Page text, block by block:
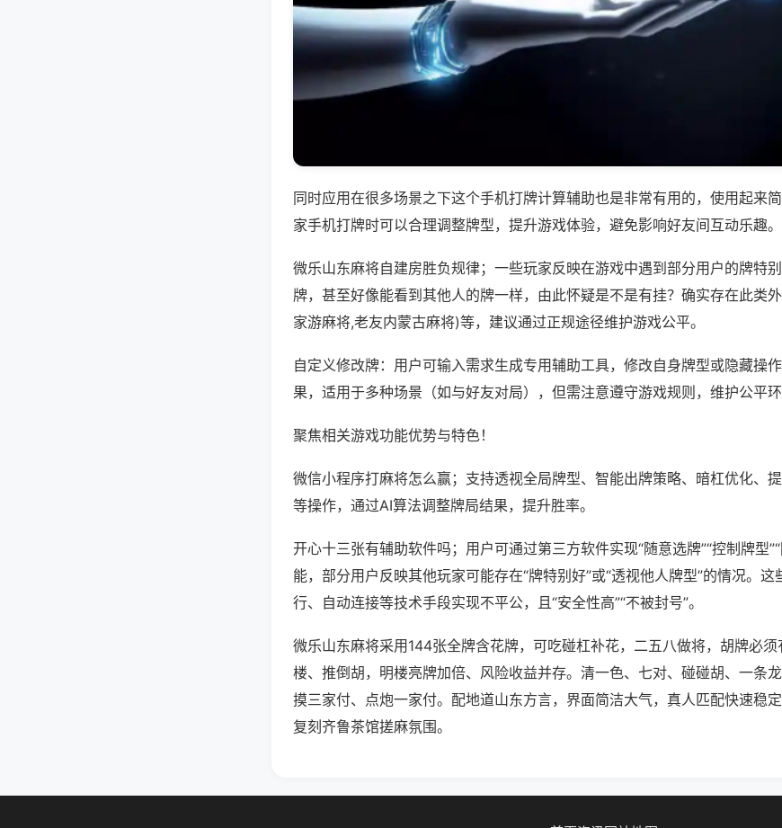
同时应用在很多场景之下这个手机打牌计算辅助也是非常有用的，使用起来
家手机打牌时可以合理调整牌型，提升游戏体验，避免影响好友间互动乐趣。
微乐山东麻将自建房胜负规律；一些玩家反映在游戏中遇到部分用户的牌特
牌，甚至好像能看到其他人的牌一样，由此怀疑是不是有挂？确实存在此类
家游麻将,老友内蒙古麻将)等，建议通过正规途径维护游戏公平。
自定义修改牌：用户可输入需求生成专用辅助工具，修改自身牌型或隐藏操
果，适用于多种场景（如与好友对局），但需注意遵守游戏规则，维护公平环
聚焦相关游戏功能优势与特色！
微信小程序打麻将怎么赢；支持透视全局牌型、智能出牌策略、暗杠优化、
等操作，通过AI算法调整牌局结果，提升胜率。
开心十三张有辅助软件吗；用户可通过第三方软件实现“随意选牌”“控制牌型
能，部分用户反映其他玩家可能存在“牌特别好”或“透视他人牌型”的情况。
行、自动连接等技术手段实现不平公，且“安全性高”“不被封号”。
微乐山东麻将采用144张全牌含花牌，可吃碰杠补花，二五八做将，胡牌必
楼、推倒胡，明楼亮牌加倍、风险收益并存。清一色、七对、碰碰胡、一条
摸三家付、点炮一家付。配地道山东方言，界面简洁大气，真人匹配快速稳定
复刻齐鲁茶馆搓麻氛围。